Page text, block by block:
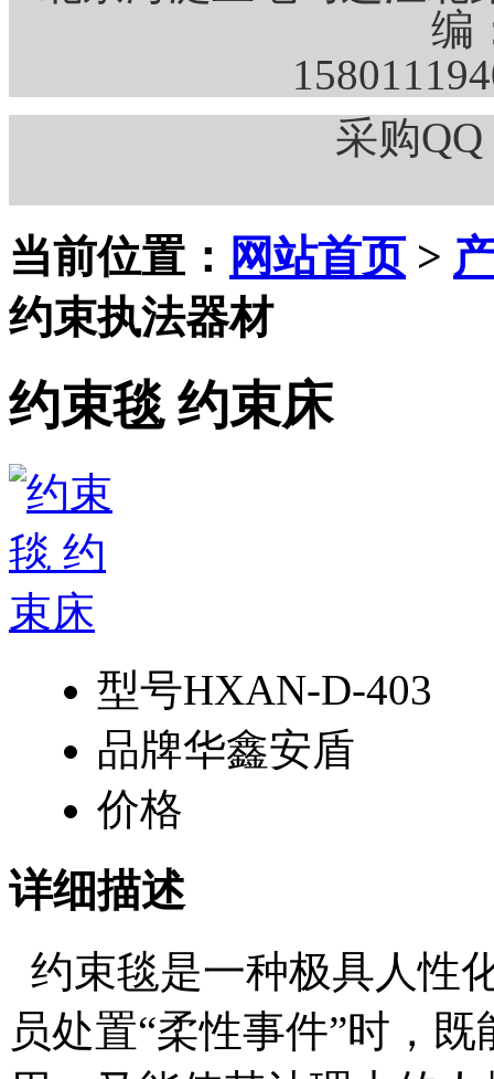
编
采购QQ
当前位置： 网站首页>
约束执法器材
约束毯 约束床
型号HXAN-D-403
品牌华鑫安盾
价格
详细描述
约束毯是一种极具人性
员处置“柔性事件”时，